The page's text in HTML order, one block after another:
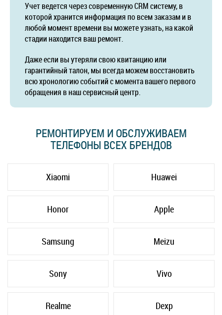
Учет ведется через современную CRM систему, в
которой хранится информация по всем заказам и в
любой момент времени вы можете узнать, на какой
стадии находится ваш ремонт.
Даже если вы утеряли свою квитанцию или
гарантийный талон, мы всегда можем восстановить
всю хронологию событий с момента вашего первого
обращения в наш сервисный центр.
РЕМОНТИРУЕМ И ОБСЛУЖИВАЕМ
ТЕЛЕФОНЫ ВСЕХ БРЕНДОВ
Xiaomi Huawei
Honor Apple
Samsung Meizu
Sony Vivo
Realme Dexp